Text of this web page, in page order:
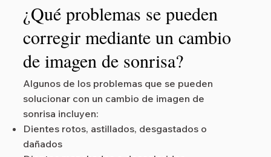
¿Qué problemas se pueden
corregir mediante un cambio
de imagen de sonrisa?
Algunos de los problemas que se pueden
solucionar con un cambio de imagen de
sonrisa incluyen:
Dientes rotos, astillados, desgastados o
dañados